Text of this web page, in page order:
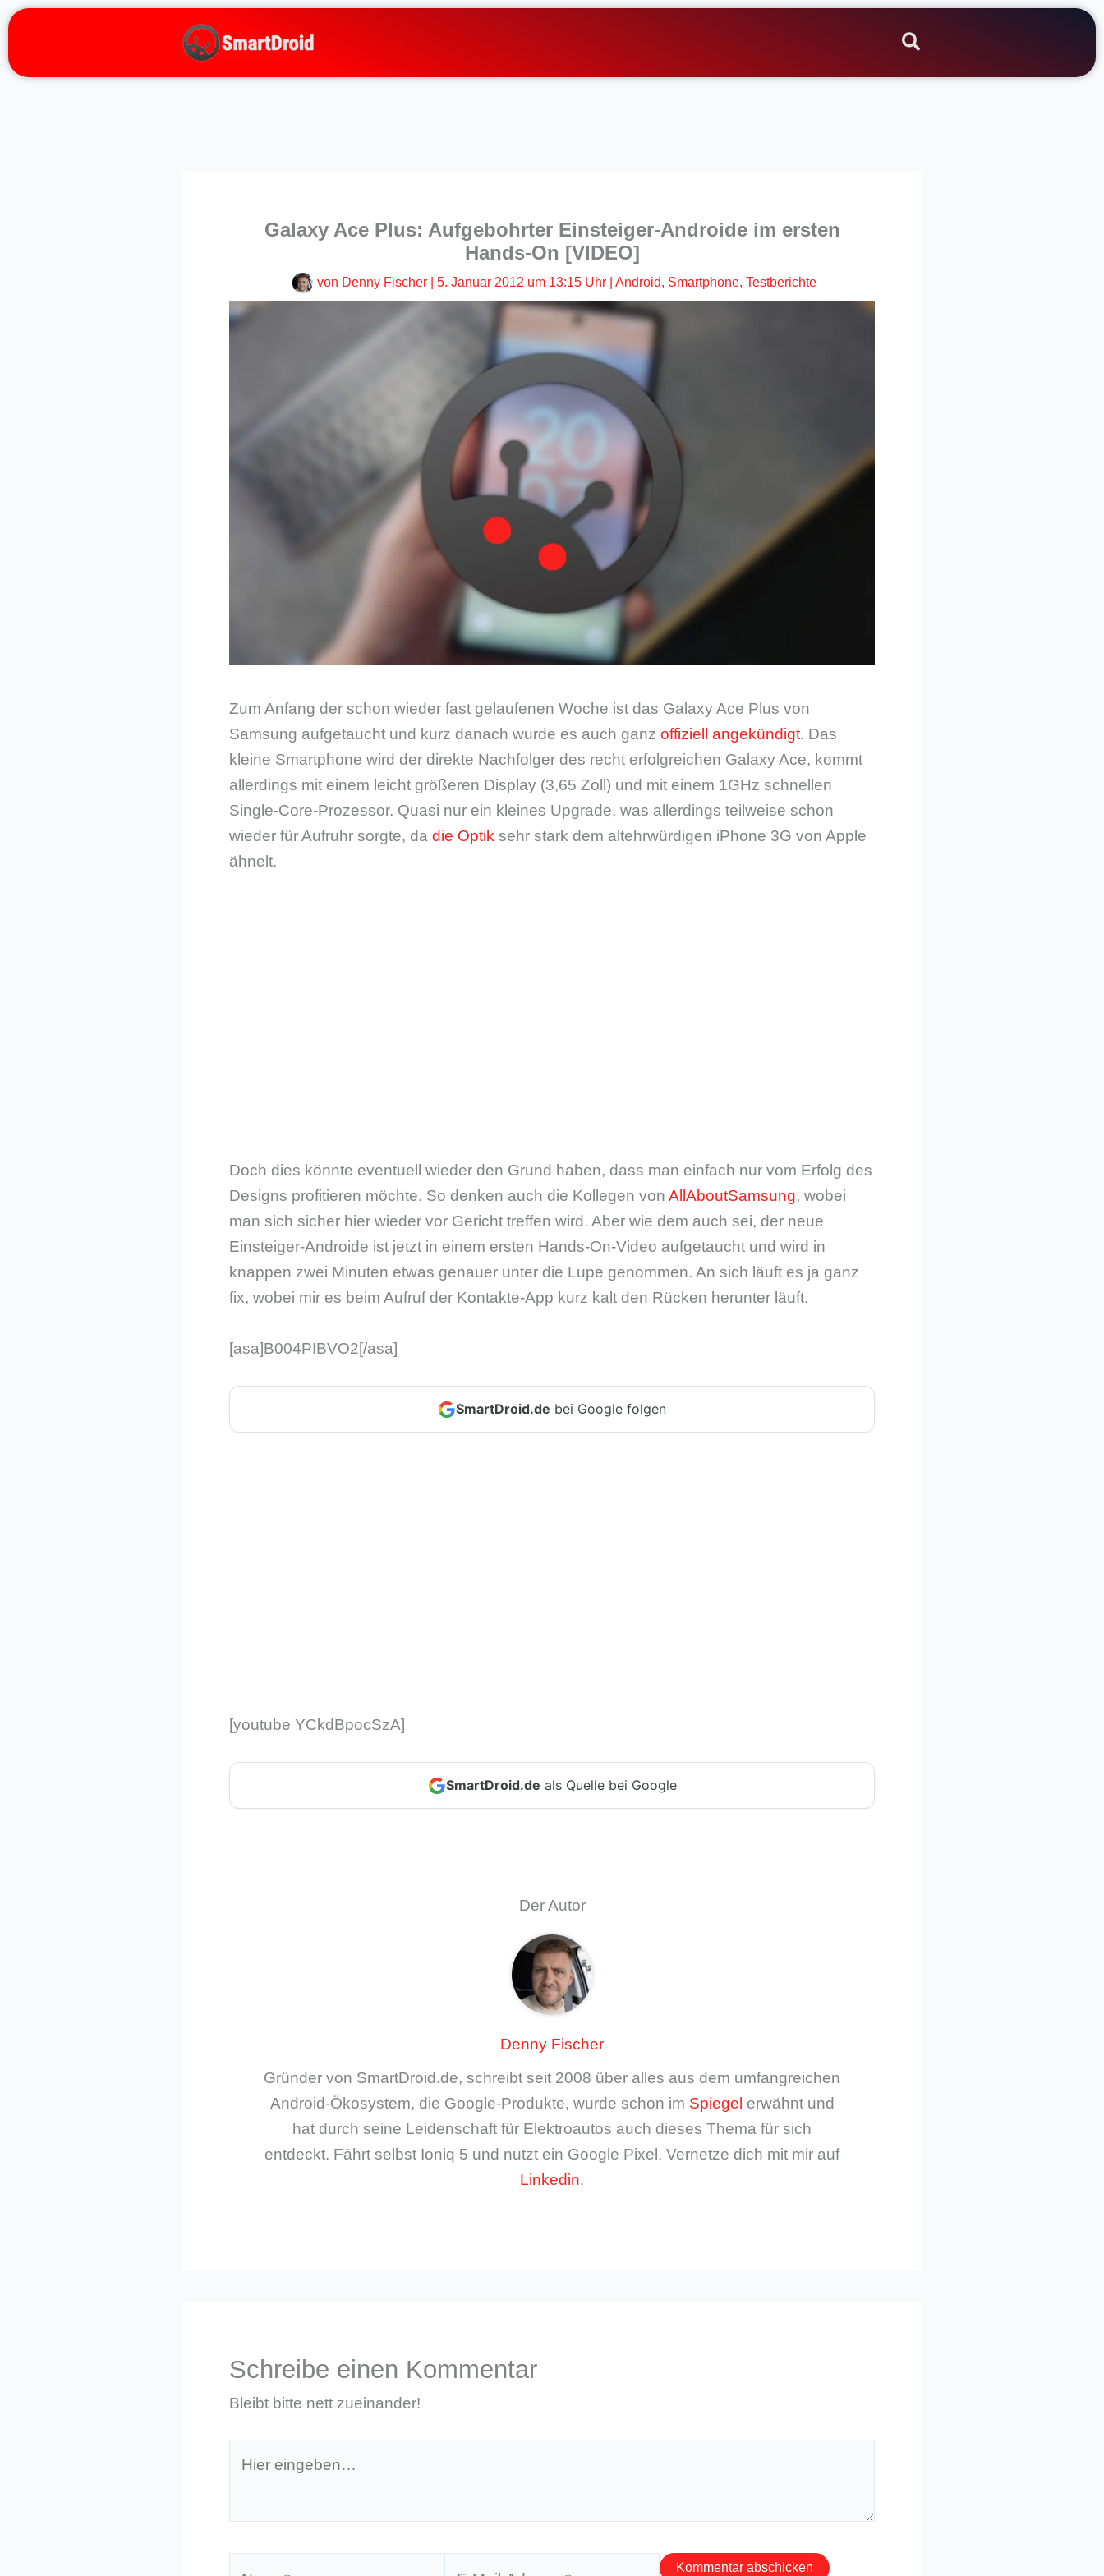
Zum
springen
Galaxy Ace Plus: Aufgebohrter Einsteiger-Androide im ersten
Hands-On [VIDEO]
von Denny Fischer 5. Januar 2012 um 13:15 Uhr| Android, Smartphone, Testberichte
Zum Anfang der schon wieder fast gelaufenen Woche ist das Galaxy Ace Plus von
Samsung aufgetaucht und kurz danach wurde es auch ganz offiziell angekündigt. Das
kleine Smartphone wird der direkte Nachfolger des recht erfolgreichen Galaxy Ace, kommt
allerdings mit einem leicht größeren Display (3,65 Zoll) und mit einem 1GHz schnellen
Single-Core-Prozessor. Quasi nur ein kleines Upgrade, was allerdings teilweise schon
wieder für Aufruhr sorgte, da die Optik sehr stark dem altehrwürdigen iPhone 3G von Apple
ähnelt.
Doch dies könnte eventuell wieder den Grund haben, dass man einfach nur vom Erfolg des
Designs profitieren möchte. So denken auch die Kollegen von AllAboutSamsung, wobei
man sich sicher hier wieder vor Gericht treffen wird. Aber wie dem auch sei, der neue
Einsteiger-Androide ist jetzt in einem ersten Hands-On-Video aufgetaucht und wird in
knappen zwei Minuten etwas genauer unter die Lupe genommen. An sich läuft es ja ganz
fix, wobei mir es beim Aufruf der Kontakte-App kurz kalt den Rücken herunter läuft.
[asa]B004PIBVO2[/asa]
SmartDroid.de bei Google folgen
[youtube YCkdBpocSzA]
SmartDroid.de als Quelle bei Google
Der Autor
Denny Fischer
Gründer von SmartDroid.de, schreibt seit 2008 über alles aus dem umfangreichen
Android-Ökosystem, die Google-Produkte, wurde schon im Spiegel erwähnt und
hat durch seine Leidenschaft für Elektroautos auch dieses Thema für sich
entdeckt. Fährt selbst Ioniq 5 und nutzt ein Google Pixel. Vernetze dich mit mir auf
Linkedin.
Schreibe einen Kommentar
Bleibt bitte nett zueinander!
eingeben…